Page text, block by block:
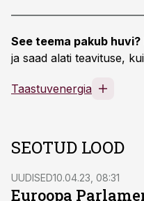
See teema pakub huvi?
ja saad alati teavituse,
Taastuvenergia
SEOTUD LOOD
UUDISED10.04.23, 08:31
Euroopa